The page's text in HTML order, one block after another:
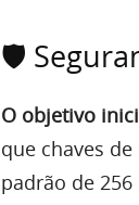
🛡️
O objetivo
que chaves
padrão de 256